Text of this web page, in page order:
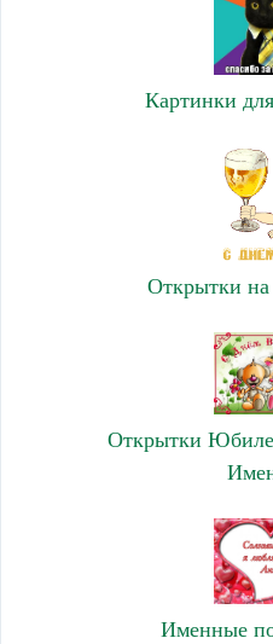
Картинки
Открытки
Открытки
Именные